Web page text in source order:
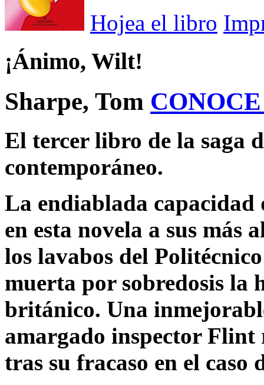
Hojea el libro
¡Ánimo, Wilt!
Sharpe, Tom
El tercer libro de la saga
contemporáneo.
La endiablada
en esta novela a sus más
los lavabos del
muerta por sobredosis
británico. Una
amargado inspector Flint
tras su fracaso en el caso